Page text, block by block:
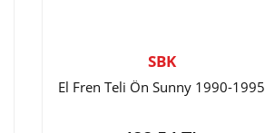
SBK
El Fren Teli Ön Sunny 1990-1995